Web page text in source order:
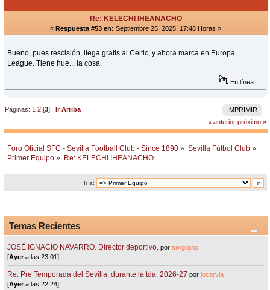
Re: KELECHI IHEANACHO
« Respuesta #53 en: Septiembre 25, 2025, 17:48 Horas »
Bueno, pues rescisión, llega gratis al Celtic, y ahora marca en Europa
League. Tiene hue... la cosa.
En línea
IMPRIMIR
Páginas: 1 2 [3]Ir Arriba
« anterior próximo »
Foro Oficial SFC - Sevilla Football Club - Since 1890 » Sevilla Fútbol Club »
Primer Equipo » Re: KELECHI IHEANACHO
Ir a:
Temas Recientes
JOSÉ IGNACIO NAVARRO. Director deportivo. porsivigliano
[Ayera las 23:01]
Re: Pre Temporada del Sevilla, durante la tda. 2026-27 porjocarvia
[Ayera las 22:24]